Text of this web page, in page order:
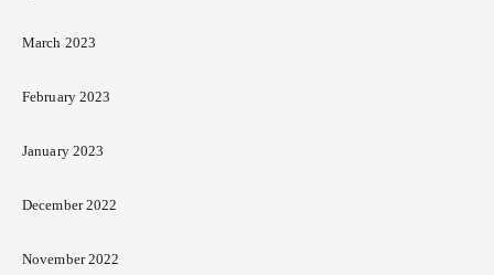
March 2023
February 2023
January 2023
December 2022
November 2022